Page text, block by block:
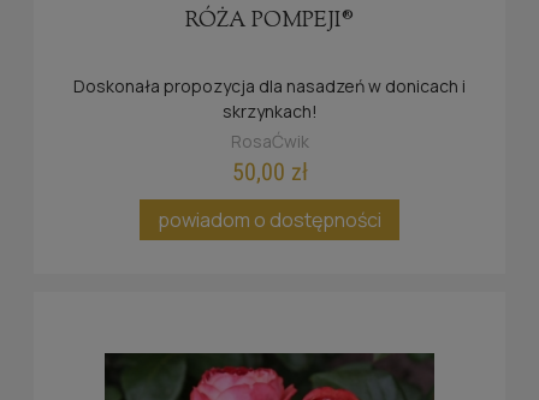
RÓŻA POMPEJI®
Doskonała propozycja dla nasadzeń w donicach i
skrzynkach!
RosaĆwik
50,00 zł
powiadom o dostępności